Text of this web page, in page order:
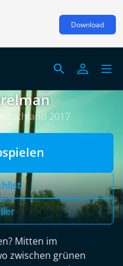
Download
2017
Mitten im
zwischen grünen